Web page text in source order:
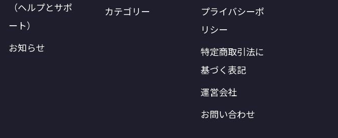
（ヘルプとサポ
ート）
お知らせ
カテゴリー
プライバシーポ
リシー
特定商取引法に
基づく表記
運営会社
お問い合わせ